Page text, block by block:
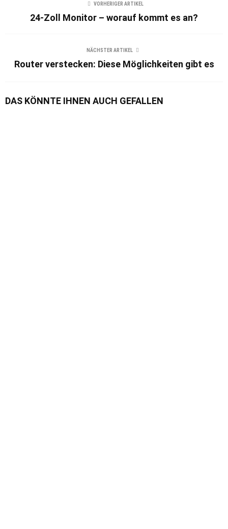
VORHERIGER ARTIKEL
24-Zoll Monitor – worauf kommt es an?
NÄCHSTER ARTIKEL
Router verstecken: Diese Möglichkeiten gibt es
DAS KÖNNTE IHNEN AUCH GEFALLEN